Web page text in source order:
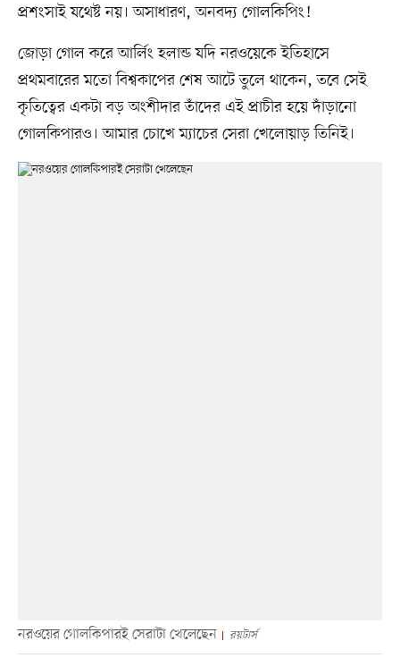
প্রশংসাই যথেষ্ট নয়। অসাধারণ, অনবদ্য গোলকিপিং!
জোড়া গোল করে আর্লিং হলান্ড যদি নরওয়েকে ইতিহাসে
প্রথমবারের মতো বিশ্বকাপের শেষ আটে তুলে থাকেন, তবে সেই
কৃতিত্বের একটা বড় অংশীদার তাঁদের এই প্রাচীর হয়ে দাঁড়ানো
গোলকিপারও। আমার চোখে ম্যাচের সেরা খেলোয়াড় তিনিই।
নরওয়ের গোলকিপারই সেরাটা খেলেছেন রয়টার্স